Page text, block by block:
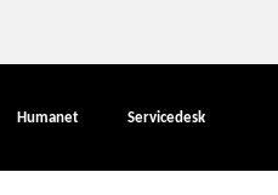
Humanet Servicedesk